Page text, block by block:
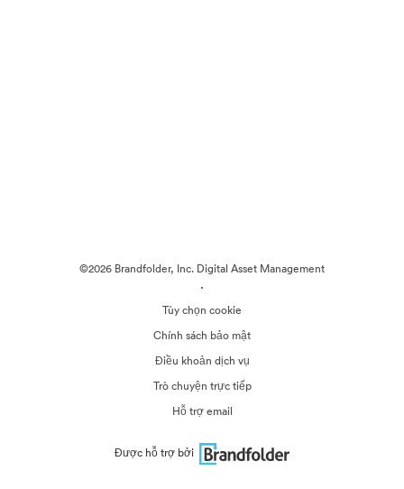
©2026 Brandfolder, Inc. Digital Asset Management
·
Tùy chọn cookie
Chính sách bảo mật
Điều khoản dịch vụ
Trò chuyện trực tiếp
Hỗ trợ email
Được hỗ trợ bởi